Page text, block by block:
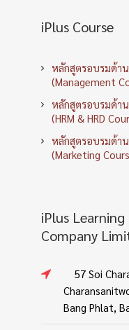
iPlus Course
หลักสูตรอบรมด้า
(Management
หลักสูตรอบรมด้า
(HRM & HRD
หลักสูตรอบรมด้า
(Marketing
iPlus
Company
57 Soi
Bang Phlat,